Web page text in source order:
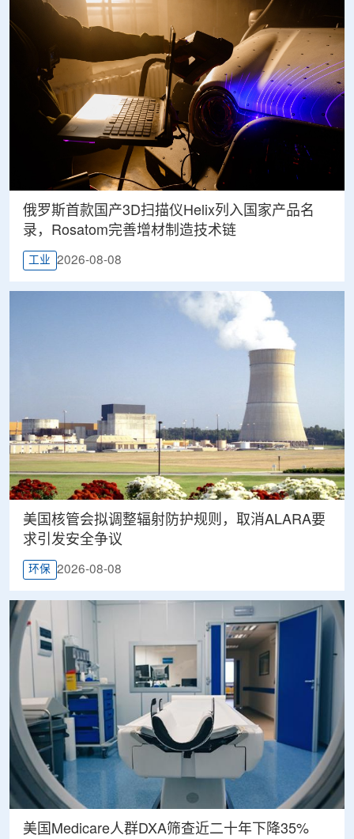
俄罗斯首款国产3D扫描仪Helix列入国家产品名
录，Rosatom完善增材制造技术链
工业 2026-08-08
美国核管会拟调整辐射防护规则，取消ALARA要
求引发安全争议
环保 2026-08-08
美国Medicare人群DXA筛查近二十年下降35%